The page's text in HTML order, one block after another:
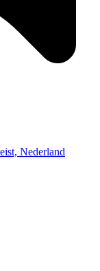
Nederland